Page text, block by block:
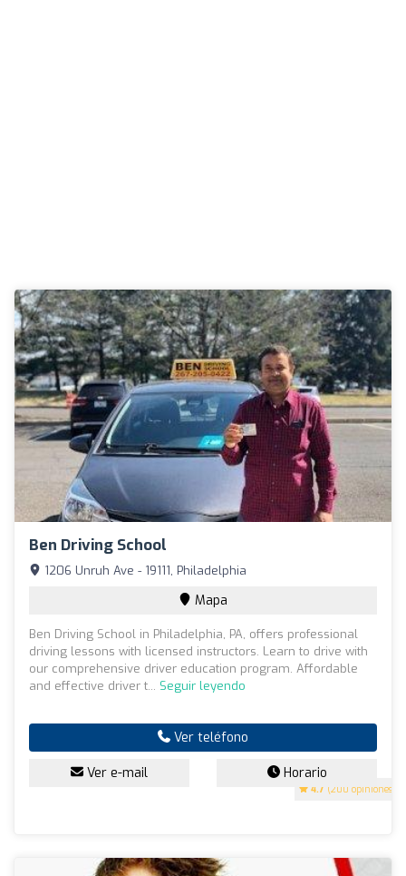
Ben Driving School
4.7 (200 opiniones)
1206 Unruh Ave - 19111, Philadelphia
Mapa
Ben Driving School in Philadelphia, PA, offers professional
driving lessons with licensed instructors. Learn to drive with
our comprehensive driver education program. Affordable
and effective driver t... Seguir leyendo
Ver teléfono
Ver e-mail Horario